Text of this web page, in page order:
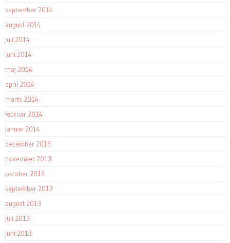
september 2014
august 2014
juli 2014
juni 2014
maj 2014
april 2014
marts 2014
februar 2014
januar 2014
december 2013
november 2013
oktober 2013
september 2013
august 2013
juli 2013
juni 2013